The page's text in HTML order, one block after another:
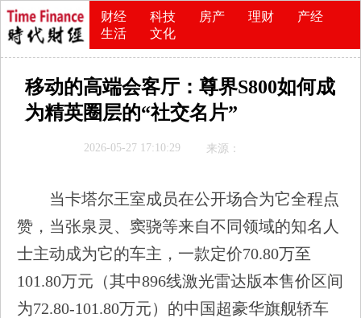
财经 科技 房产 理财
产经
生活
文化
移动的高端会客厅：尊界S800如何成
为精英圈层的“社交名片”
2026-05-27 17:10:29 来源：
当卡塔尔王室成员在公开场合为它全程点
赞，当张泉灵、窦骁等来自不同领域的知名人
士主动成为它的车主，一款定价70.80万至
101.80万元（其中896线激光雷达版本售价区间
为72.80-101.80万元）的中国超豪华旗舰轿车